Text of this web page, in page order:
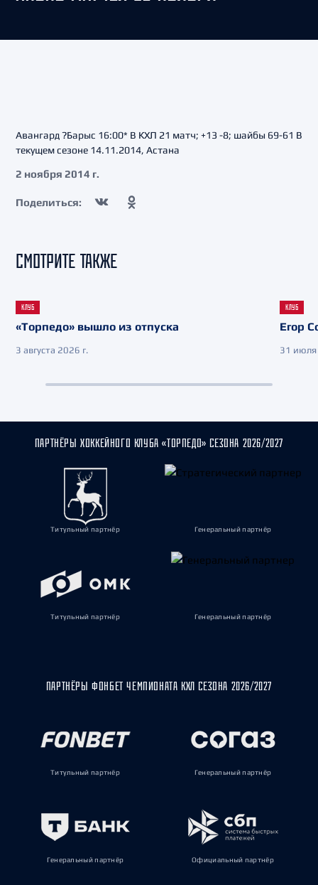
Авангард ?Барыс 16:00* В КХЛ 21 матч; +13 -8; шайбы 69-61 В
текущем сезоне 14.11.2014, Астана
2 ноября 2014 г.
Поделиться:
СМОТРИТЕ ТАКЖЕ
КЛУБ
«Торпедо» вышло из отпуска
3 августа 2026 г.
КЛУБ
Егор
31 июля
ПАРТНЁРЫ ХОККЕЙНОГО КЛУБА «ТОРПЕДО» СЕЗОНА 2026/2027
Титульный партнёр Генеральный партнёр
Титульный партнёр Генеральный партнёр
ПАРТНЁРЫ ФОНБЕТ ЧЕМПИОНАТА КХЛ СЕЗОНА 2026/2027
Титульный партнёр Генеральный партнёр
Генеральный партнёр Официальный партнёр